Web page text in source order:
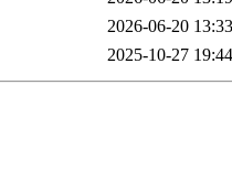
2026-06-20 13:33
2025-10-27 19:44